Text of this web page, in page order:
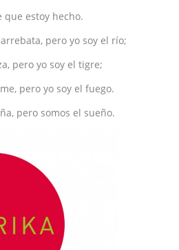
que estoy hecho.
pero yo soy el río;
pero yo soy el tigre;
pero yo soy el fuego.
pero somos el sueño.